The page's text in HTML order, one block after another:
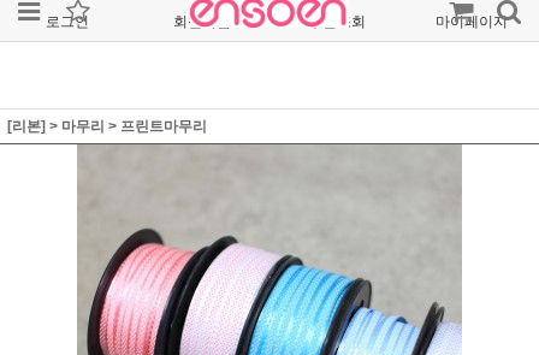
로그인 회원가입 주문조회 마이페이지
[리본] > 마무리 > 프린트마무리